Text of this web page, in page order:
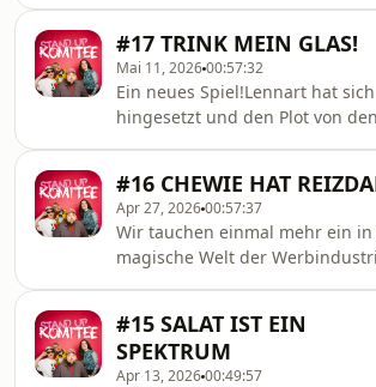
alleine können sie dieses
nicht bestreiten, wer kommt mit
wer wird zurückgelassen, findet
heraus, kommentiert und spielt
nac
unserem Produkt überzeugen
ist extrem lustiges
passiert.Hört&#39;s Euch an,
nach und sagt uns wie Ihr die
fandet ... in den Kommentaren
jetzt .... LOS! Schreib ein
Kommentar.Sorry, dass ich
geworden bin, es ist 06:00 Uhr
morgens
#17 TRINK MEIN GLAS!
Mai 11, 202600:57:32
Ein neues Spiel!Lennart hat sich
hingesetzt und den Plot von den
zusammengefasst. Der Rest des
Komitees muss erraten welche
tatsächlich existiert und welche
der Hamannschen Fantasie
entsprungen ist.Hört rein, ratet
und kommentiert was das Zeug
hält.Liebe GrüßeHannes
#16 CHEWIE HAT
Apr 27, 202600:57:37
Wir tauchen einmal mehr ein
magische Welt der
Verträge, Cash und natürlich
Spaß.Wir müssen eine
#15 SALAT IST EIN
SPEKTRUM
Apr 13, 202600:49:57